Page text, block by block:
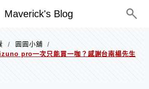
Maverick's Blog
/ 圓圓小舖
/
pro一次只能買一咖？感謝台南楊先生